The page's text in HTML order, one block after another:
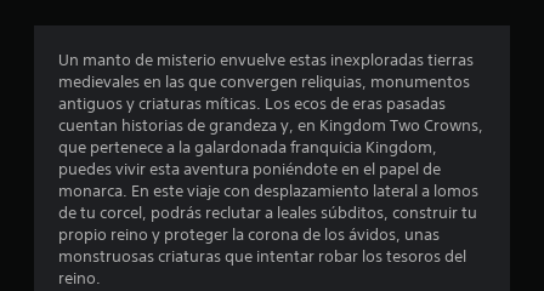
a
s
e
u
n
Un manto de misterio envuelve estas inexploradas tierras
medievales en las que convergen reliquias, monumentos
antiguos y criaturas míticas. Los ecos de eras pasadas
cuentan historias de grandeza y, en Kingdom Two Crowns,
que pertenece a la galardonada franquicia Kingdom,
puedes vivir esta aventura poniéndote en el papel de
monarca. En este viaje con desplazamiento lateral a lomos
de tu corcel, podrás reclutar a leales súbditos, construir tu
propio reino y proteger la corona de los ávidos, unas
monstruosas criaturas que intentar robar los tesoros del
reino.